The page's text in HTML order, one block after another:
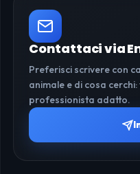
Contattaci via
Preferisci scrivere con
animale e di cosa
professionista adatto.